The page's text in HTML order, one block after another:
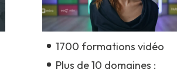
1700 formations vidéo
Plus de 10 domaines :